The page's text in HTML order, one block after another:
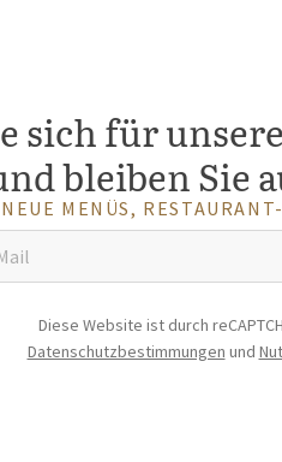
sich für
bleiben Sie
NEUE MENÜS,
Diese Website ist durch
Datenschutzbestimmungen und